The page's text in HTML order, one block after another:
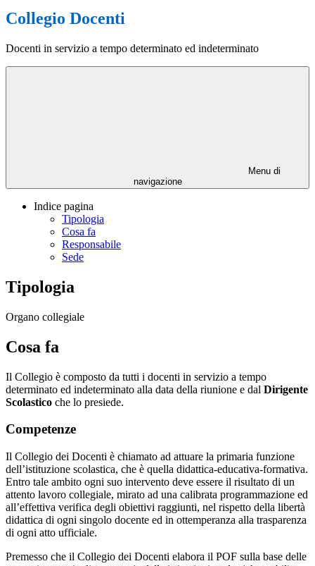
Collegio Docenti
Docenti in servizio a tempo determinato ed indeterminato
Menu di
navigazione
Indice pagina
Tipologia
Cosa fa
Responsabile
Sede
Tipologia
Organo collegiale
Cosa fa
Il Collegio è composto da tutti i docenti in servizio a tempo
determinato ed indeterminato alla data della riunione e dal Dirigente
Scolastico che lo presiede.
Competenze
Il Collegio dei Docenti è chiamato ad attuare la primaria funzione
dell’istituzione scolastica, che è quella didattica-educativa-formativa.
Entro tale ambito ogni suo intervento deve essere il risultato di un
attento lavoro collegiale, mirato ad una calibrata programmazione ed
all’effettiva verifica degli obiettivi raggiunti, nel rispetto della libertà
didattica di ogni singolo docente ed in ottemperanza alla trasparenza
di ogni atto ufficiale.
Premesso che il Collegio dei Docenti elabora il POF sulla base delle